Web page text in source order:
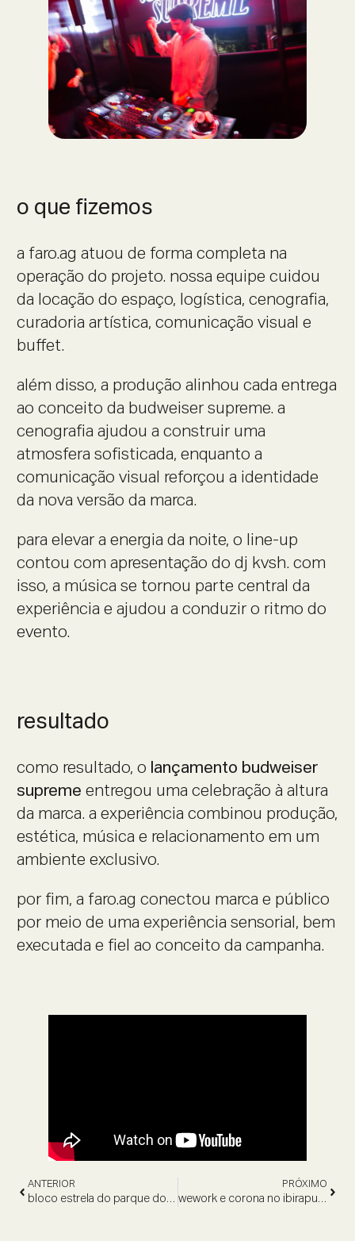
o que fizemos
a faro.ag atuou de forma completa na
operação do projeto. nossa equipe cuidou
da locação do espaço, logística, cenografia,
curadoria artística, comunicação visual e
buffet.
além disso, a produção alinhou cada entrega
ao conceito da budweiser supreme. a
cenografia ajudou a construir uma
atmosfera sofisticada, enquanto a
comunicação visual reforçou a identidade
da nova versão da marca.
para elevar a energia da noite, o line-up
contou com apresentação do dj kvsh. com
isso, a música se tornou parte central da
experiência e ajudou a conduzir o ritmo do
evento.
resultado
como resultado, o lançamento budweiser
supreme entregou uma celebração à altura
da marca. a experiência combinou produção,
estética, música e relacionamento em um
ambiente exclusivo.
por fim, a faro.ag conectou marca e público
por meio de uma experiência sensorial, bem
executada e fiel ao conceito da campanha.
ANTERIOR
bloco estrela do parque dom pedro
PRÓXIMO
wework e corona no ibirapuera